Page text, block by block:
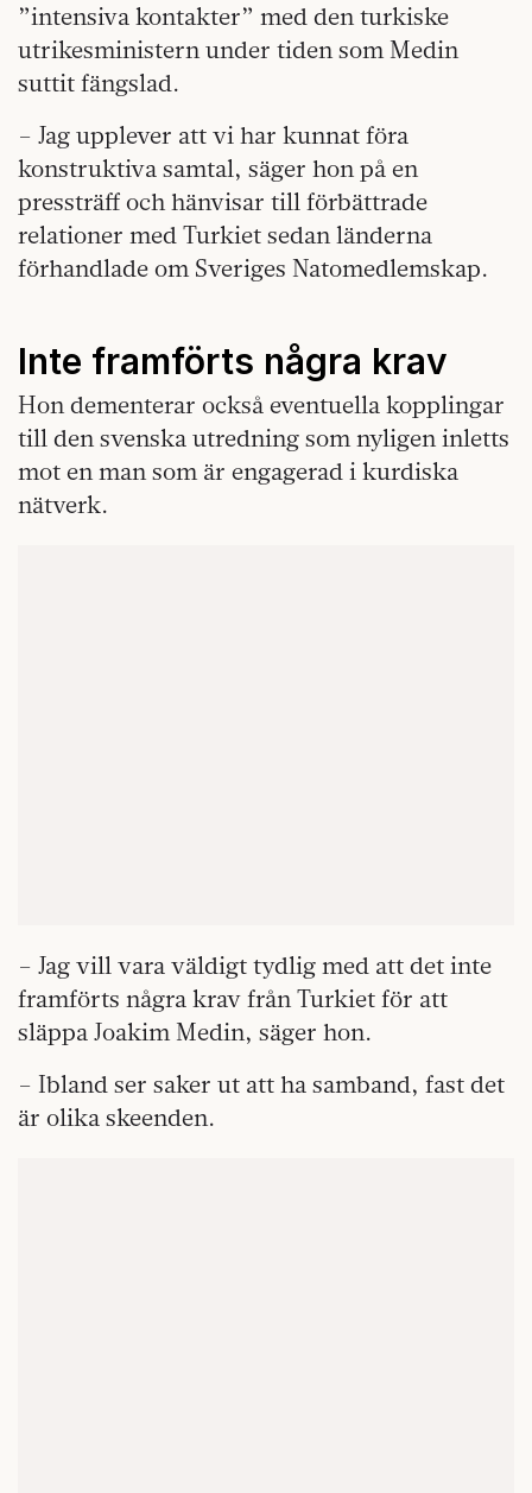
”intensiva kontakter” med den turkiske
utrikesministern under tiden som Medin
suttit fängslad.
– Jag upplever att vi har kunnat föra
konstruktiva samtal, säger hon på en
pressträff och hänvisar till förbättrade
relationer med Turkiet sedan länderna
förhandlade om Sveriges Natomedlemskap.
Inte framförts några krav
Hon dementerar också eventuella kopplingar
till den svenska utredning som nyligen inletts
mot en man som är engagerad i kurdiska
nätverk.
– Jag vill vara väldigt tydlig med att det inte
framförts några krav från Turkiet för att
släppa Joakim Medin, säger hon.
– Ibland ser saker ut att ha samband, fast det
är olika skeenden.